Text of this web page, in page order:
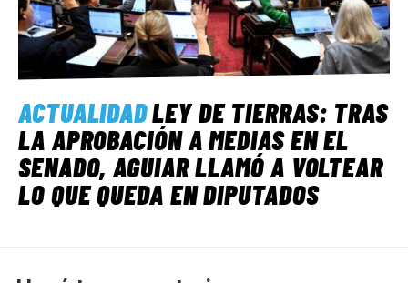
ACTUALIDADLEY DE TIERRAS: TRAS
LA APROBACIÓN A MEDIAS EN EL
SENADO, AGUIAR LLAMÓ A VOLTEAR
LO QUE QUEDA EN DIPUTADOS